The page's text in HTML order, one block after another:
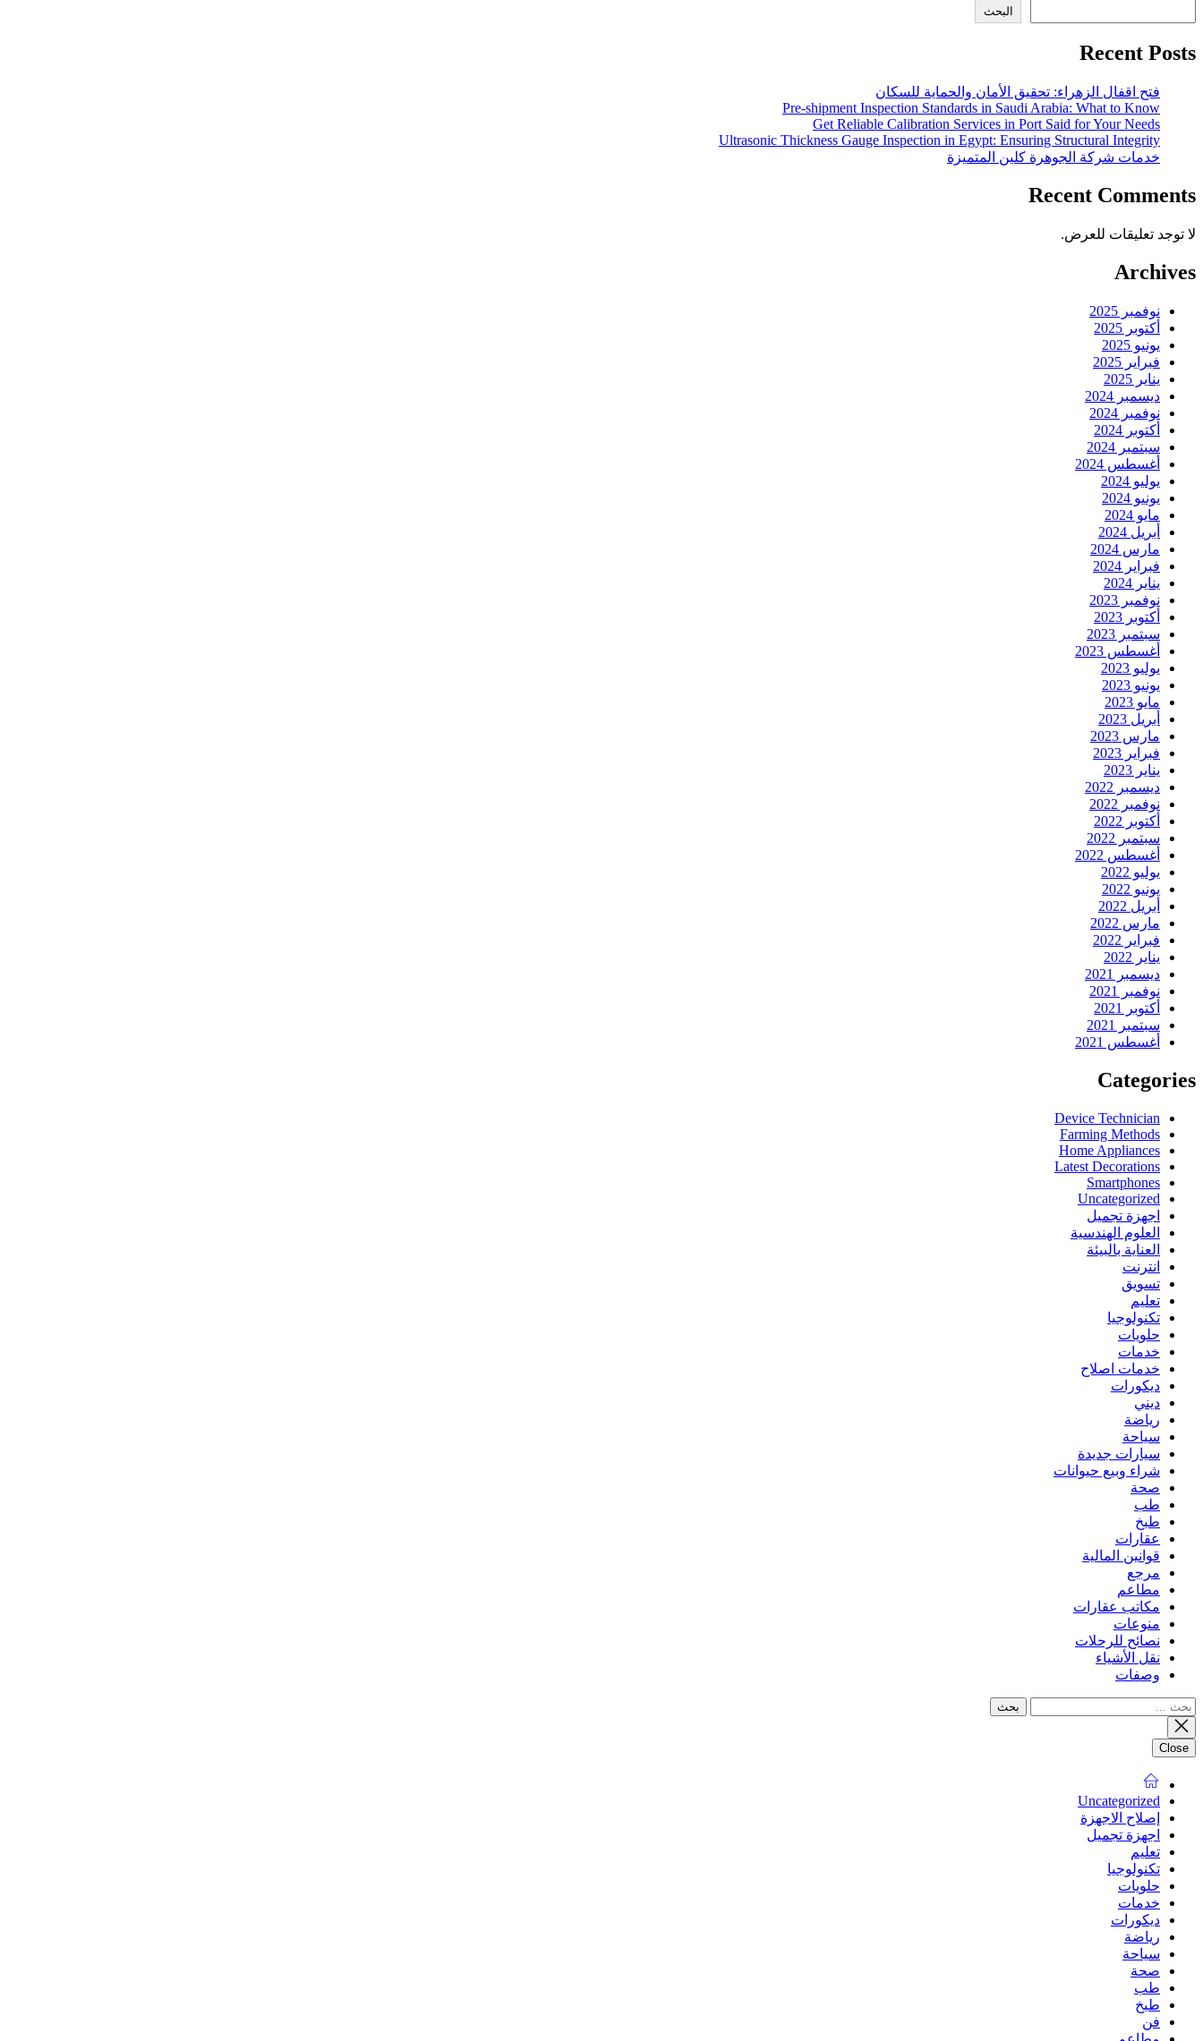
البحث
Recent Posts
فتح اقفال الزهراء: تحقيق الأمان والحماية للسكان
Pre-shipment Inspection Standards in Saudi Arabia: What to Know
Get Reliable Calibration Services in Port Said for Your Needs
Ultrasonic Thickness Gauge Inspection in Egypt: Ensuring Structural Integrity
خدمات شركة الجوهرة كلين المتميزة
Recent Comments
لا توجد تعليقات للعرض.
Archives
نوفمبر 2025
أكتوبر 2025
يونيو 2025
فبراير 2025
يناير 2025
ديسمبر 2024
نوفمبر 2024
أكتوبر 2024
سبتمبر 2024
أغسطس 2024
يوليو 2024
يونيو 2024
مايو 2024
أبريل 2024
مارس 2024
فبراير 2024
يناير 2024
نوفمبر 2023
أكتوبر 2023
سبتمبر 2023
أغسطس 2023
يوليو 2023
يونيو 2023
مايو 2023
أبريل 2023
مارس 2023
فبراير 2023
يناير 2023
ديسمبر 2022
نوفمبر 2022
أكتوبر 2022
سبتمبر 2022
أغسطس 2022
يوليو 2022
يونيو 2022
أبريل 2022
مارس 2022
فبراير 2022
يناير 2022
ديسمبر 2021
نوفمبر 2021
أكتوبر 2021
سبتمبر 2021
أغسطس 2021
Categories
Device Technician
Farming Methods
Home Appliances
Latest Decorations
Smartphones
Uncategorized
اجهزة تجميل
العلوم الهندسية
العناية بالبيئة
انترنت
تسويق
تعليم
تكنولوجيا
حلويات
خدمات
خدمات اصلاح
ديكورات
ديني
رياضة
سياحة
سيارات جديدة
شراء وبيع حيوانات
صحة
طب
طبخ
عقارات
قوانين المالية
مرجع
مطاعم
مكاتب عقارات
منوعات
نصائح للرحلات
نقل الأشياء
وصفات
البحث
عن:
Close
Uncategorized
إصلاح الاجهزة
اجهزة تجميل
تعليم
تكنولوجيا
حلويات
خدمات
ديكورات
رياضة
سياحة
صحة
طب
طبخ
فن